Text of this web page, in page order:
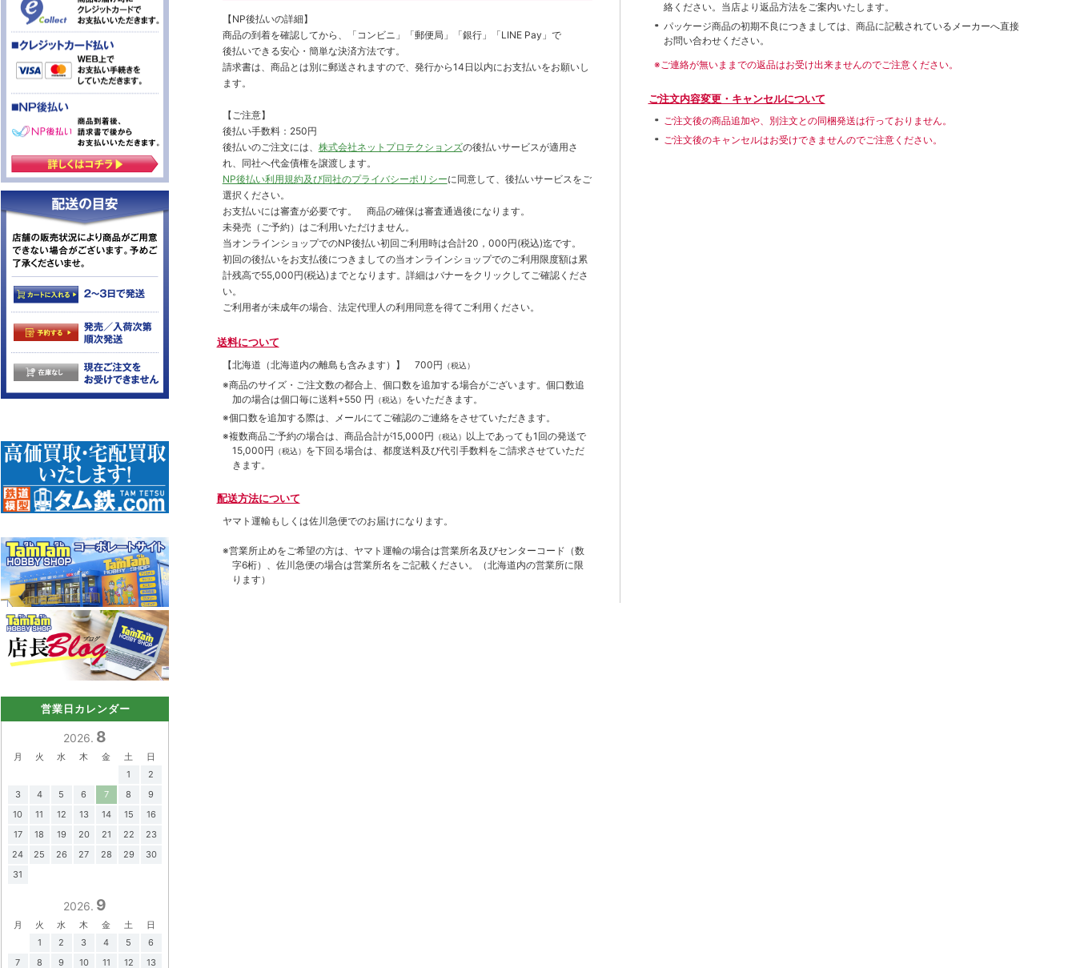
【NP後払いの詳細】
商品の到着を確認してから、「コンビニ」「郵便局」「銀行」「LINE Pay」で
後払いできる安心・簡単な決済方法です。
請求書は、商品とは別に郵送されますので、発行から14日以内にお支払いをお願いし
ます。
【ご注意】
後払い手数料：250円
後払いのご注文には、 株式会社ネットプロテクションズの後払いサービスが適用さ
れ、同社へ代金債権を譲渡します。
NP後払い利用規約及び同社のプライバシーポリシーに同意して、後払いサービスをご
選択ください。
お支払いには審査が必要です。 商品の確保は審査通過後になります。
未発売（ご予約）はご利用いただけません。
当オンラインショップでのNP後払い初回ご利用時は合計20，000円(税込)迄です。
初回の後払いをお支払後につきましての当オンラインショップでのご利用限度額は累
計残高で55,000円(税込)までとなります。詳細はバナーをクリックしてご確認くださ
い。
ご利用者が未成年の場合、法定代理人の利用同意を得てご利用ください。
送料について
【北海道（北海道内の離島も含みます）】 700円 （税込）
※商品のサイズ・ご注文数の都合上、個口数を追加する場合がございます。個口数追
加の場合は個口毎に送料+550 円 （税込） をいただきます。
※個口数を追加する際は、メールにてご確認のご連絡をさせていただきます。
※複数商品ご予約の場合は、商品合計が15,000円 （税込） 以上であっても1回の発送で
15,000円 （税込） を下回る場合は、都度送料及び代引手数料をご請求させていただ
きます。
配送方法について
ヤマト運輸もしくは佐川急便でのお届けになります。
※営業所止めをご希望の方は、ヤマト運輸の場合は営業所名及びセンターコード（数
字6桁）、佐川急便の場合は営業所名をご記載ください。（北海道内の営業所に限
ります）
絡ください。当店より返品方法をご案内いたします。
パッケージ商品の初期不良につきましては、商品に記載されているメーカーへ直接
お問い合わせください。
※ご連絡が無いままでの返品はお受け出来ませんのでご注意ください。
ご注文内容変更・キャンセルについて
ご注文後の商品追加や、別注文との同梱発送は行っておりません。
ご注文後のキャンセルはお受けできませんのでご注意ください。
営業日カレンダー
2026. 8
月 火 水 木 金 土
日
1
2
3
4 5 6 7 8
9
10
11 12 13 14 15
16
17
18 19 20 21 22
23
24
25 26 27 28 29
30
31
2026. 9
月 火 水 木 金 土
日
1
2 3 4 5
6
7
8 9 10 11 12 13